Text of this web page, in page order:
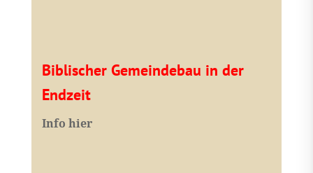
Biblischer Gemeindebau in der
Endzeit
Info hier